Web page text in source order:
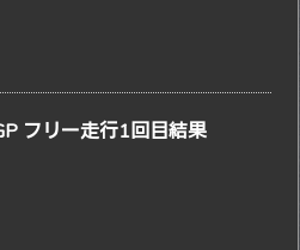
フリー走行1回目結果